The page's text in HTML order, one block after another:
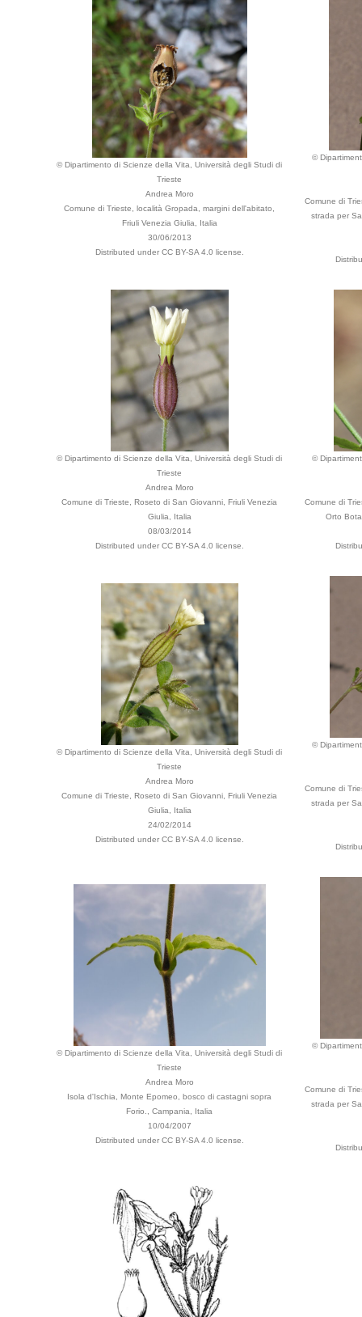
© Dipartimento di Scienze della Vita, Università degli Studi di
Trieste
Andrea Moro
Comune di Trieste, località Gropada, margini dell'abitato,
Friuli Venezia Giulia, Italia
30/06/2013
Distributed under CC BY-SA 4.0 license.
©
Comune di
strada per
© Dipartimento di Scienze della Vita, Università degli Studi di
Trieste
Andrea Moro
Comune di Trieste, Roseto di San Giovanni, Friuli Venezia
Giulia, Italia
08/03/2014
Distributed under CC BY-SA 4.0 license.
©
Comune di
Orto
© Dipartimento di Scienze della Vita, Università degli Studi di
Trieste
Andrea Moro
Comune di Trieste, Roseto di San Giovanni, Friuli Venezia
Giulia, Italia
24/02/2014
Distributed under CC BY-SA 4.0 license.
©
Comune di
strada per
© Dipartimento di Scienze della Vita, Università degli Studi di
Trieste
Andrea Moro
Isola d'Ischia, Monte Epomeo, bosco di castagni sopra
Forio., Campania, Italia
10/04/2007
Distributed under CC BY-SA 4.0 license.
©
Comune di
strada per